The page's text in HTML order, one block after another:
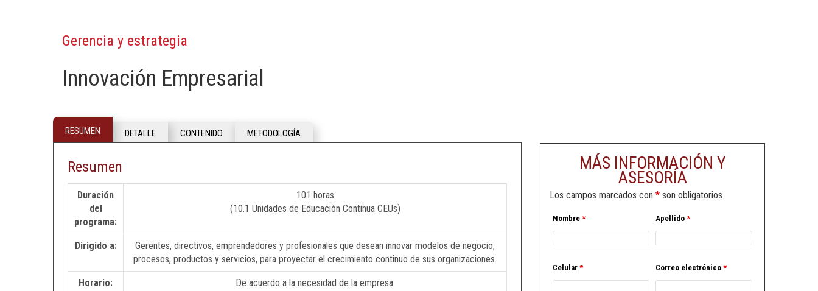
Gerencia y estrategia
Innovación Empresarial
RESUMEN DETALLE CONTENIDO METODOLOGÍA
Resumen
Duración
del
programa:
101 horas
(10.1 Unidades de Educación Continua CEUs)
Dirigido a:
Gerentes, directivos, emprendedores y profesionales que desean innovar modelos de negocio,
procesos, productos y servicios, para proyectar el crecimiento continuo de sus organizaciones.
Horario: De acuerdo a la necesidad de la empresa.
MÁS INFORMACIÓN Y
ASESORÍA
Los campos marcados con * son obligatorios
Nombre * Apellido *
Celular * Correo electrónico *